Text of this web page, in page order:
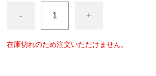
- +
在庫切れのため注文いただけません。